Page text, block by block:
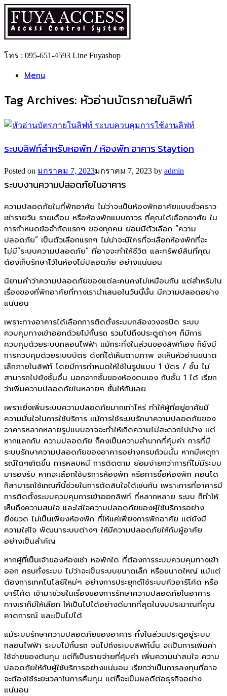
Skip
content
โทร : 095-651-4593 Line Fuyashop
Menu
Tag Archives: หัวอ่านบัตรภายในลิฟท์
ระบบลิฟท์สำหรับหอพัก / ห้องพัก อาคาร Staytion
Posted on มกราคม 7, 2023มกราคม 7, 2023 by admin
ระบบงานความปลอดภัยในอาคาร
ความปลอดภัยในที่พักอาศัย ไม่ว่าจะเป็นห้องพักอาศัยแบบชั่วคราว
เช่ารายวัน รายเดือน หรือห้องพักแบบถาวร ที่คุณได้เลือกอาศัย ใน
การกำหนดข้อจำกัดแรกๆ ของทุกคน ย่อมมีตัวเลือก “ความ
ปลอดภัย” เป็นตัวเลือกแรกๆ ไม่น่าจะมีใครที่จะเลือกห้องพักที่จะ
ไม่มี”ระบบความปลอดภัย” ที่อาจจะทำให้ชีวิต และทรัพย์สินที่คุณ
ต้องเก็บรักษาไว้ในห้องไม่ปลอดภัย อย่างแน่นอน
นิยามคำว่าความปลอดภัยของแต่ละคนคงไม่เหมือนกัน แต่สำหรับใน
เรื่องของที่พักอาศัยที่ทางเรานำเสนอในวันนี้นั้น มีความปลอดอย่าง
แน่นอน
เพราะทางอาคารได้เลือกการติดตั้งระบบกล้องวงจรปิด ระบบ
ควบคุมทางเข้าออกด้วยไม้กั้นรถ รวมไปถึงประตูต่างๆ ก็มีการ
ควบคุมด้วยระบบกลอนไฟฟ้า แม้กระทั่งในส่วนของลิฟท์เอง ก็ยังมี
การควบคุมด้วยระบบบัตร ดังที่ได้เห็นตามภาพ จะเห็นหัวอ่านขนาด
เล็กภายในลิฟท์ โดยมีการกำหนดให้ใช้ในรูปแบบ 1 บัตร / ชั้น ไม่
สามารถไปยังชั้นอื่น นอกจากชั้นของห้องตนเอง กับชั้น 1 ได้ เรียก
ว่าเพิ่มความปลอดภัยในหลายๆ ชั้นให้กันเลย
เพราะยิ่งเพิ่มระบบความปลอดภัยมากเท่าไหร่ ทำให้ผู้ที่อยู่อาศัยมี
ความมั่นใจในการใช้บริการ แม้การใช้ระบบรักษาความปลอดภัยของ
อาคารหลากหลายรูปแบบอาจจะทำให้เกิดความไม่สะดวกไปบ้าง แต่
หากแลกกับ ความปลอดภัย ก็คงเป็นความลำบากที่คุ้มค่า การที่มี
ระบบรักษาความปลอดภัยของอาคารอย่างครบถ้วนนั้น หากมีเหตุกา
รณ์ใดๆเกิดขึ้น การหลบหนี การติดตาม ย่อมง่ายกว่าการที่ไม่มีระบบ
มารองรับ หากจะเลือกใช้บริการห้องพัก หรือการซื้อห้องพัก คอนโด
ก็สามารถใช้เกณฑ์นี้ช่วยในการตัดสินใจได้เช่นกัน เพราะการที่อาคารมี
การติดตั้งระบบควบคุมการเข้าออกลิฟท์ ที่หลากหลาย ระบบ ก็ทำให้
เห็นถึงความสนใจ และใส่ใจความปลอดภัยของผู้ใช้บริการอย่าง
ยิ่งยวด ไม่เป็นเพียงห้องพัก ที่ให้แค่เพียงการพักอาศัย แต่ยังมี
ความใส่ใจ พัฒนาระบบต่างๆ ให้มีความปลอดภัยให้กับผู้อาศัย
อย่างเป็นสำคัญ
หากผู้ที่เป็นเจ้าของห้องเช่า หอพักใด ที่ต้องการระบบควบคุมทางเข้า
ออก ครบทั้งระบบ ไม่ว่าจะเป็นระบบขนาดเล็ก หรือขนาดใหญ่ แม้แต่
ต้องการเทคโนโลยีใหม่ๆ อย่างการประยุกต์ใช้ระบบคิวอาร์โค้ด หรือ
บาร์โค้ด เข้ามาช่วยในเรื่องของการรักษาความปลอดภัยในอาคาร
ทางเราก็มีให้เลือก ให้เป็นไปได้อย่างดีมากที่สุดในงบประมาณที่คุณ
คาดการณ์ และเป็นไปได้
แม้ระบบรักษาความปลอดภัยของอาคาร ทั้งในส่วนประตูอยู่ระบบ
กลอนไฟฟ้า ระบบไม้กั้นรถ จนไปถึงระบบลิฟท์นั้น จะเป็นการเพิ่มค่า
ใช้จ่ายของต้นทุน แต่ก็เป็นรายจ่ายที่คุ้มค่า เพิ่มความน่าสนใจ ความ
ปลอดภัยให้กับผู้ใช้บริการอย่างแน่นอน เรียกว่าเป็นการลงทุนที่อาจ
จะต้องใช้ระยะเวลาในการคืนทุน แต่ก็จะเป็นผลดีต่อธุรกิจอย่าง
แน่นอน